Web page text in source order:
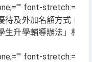
font-stretch:=""
待及外加名額方式，
生升學輔導辦法」相
font-stretch:=""